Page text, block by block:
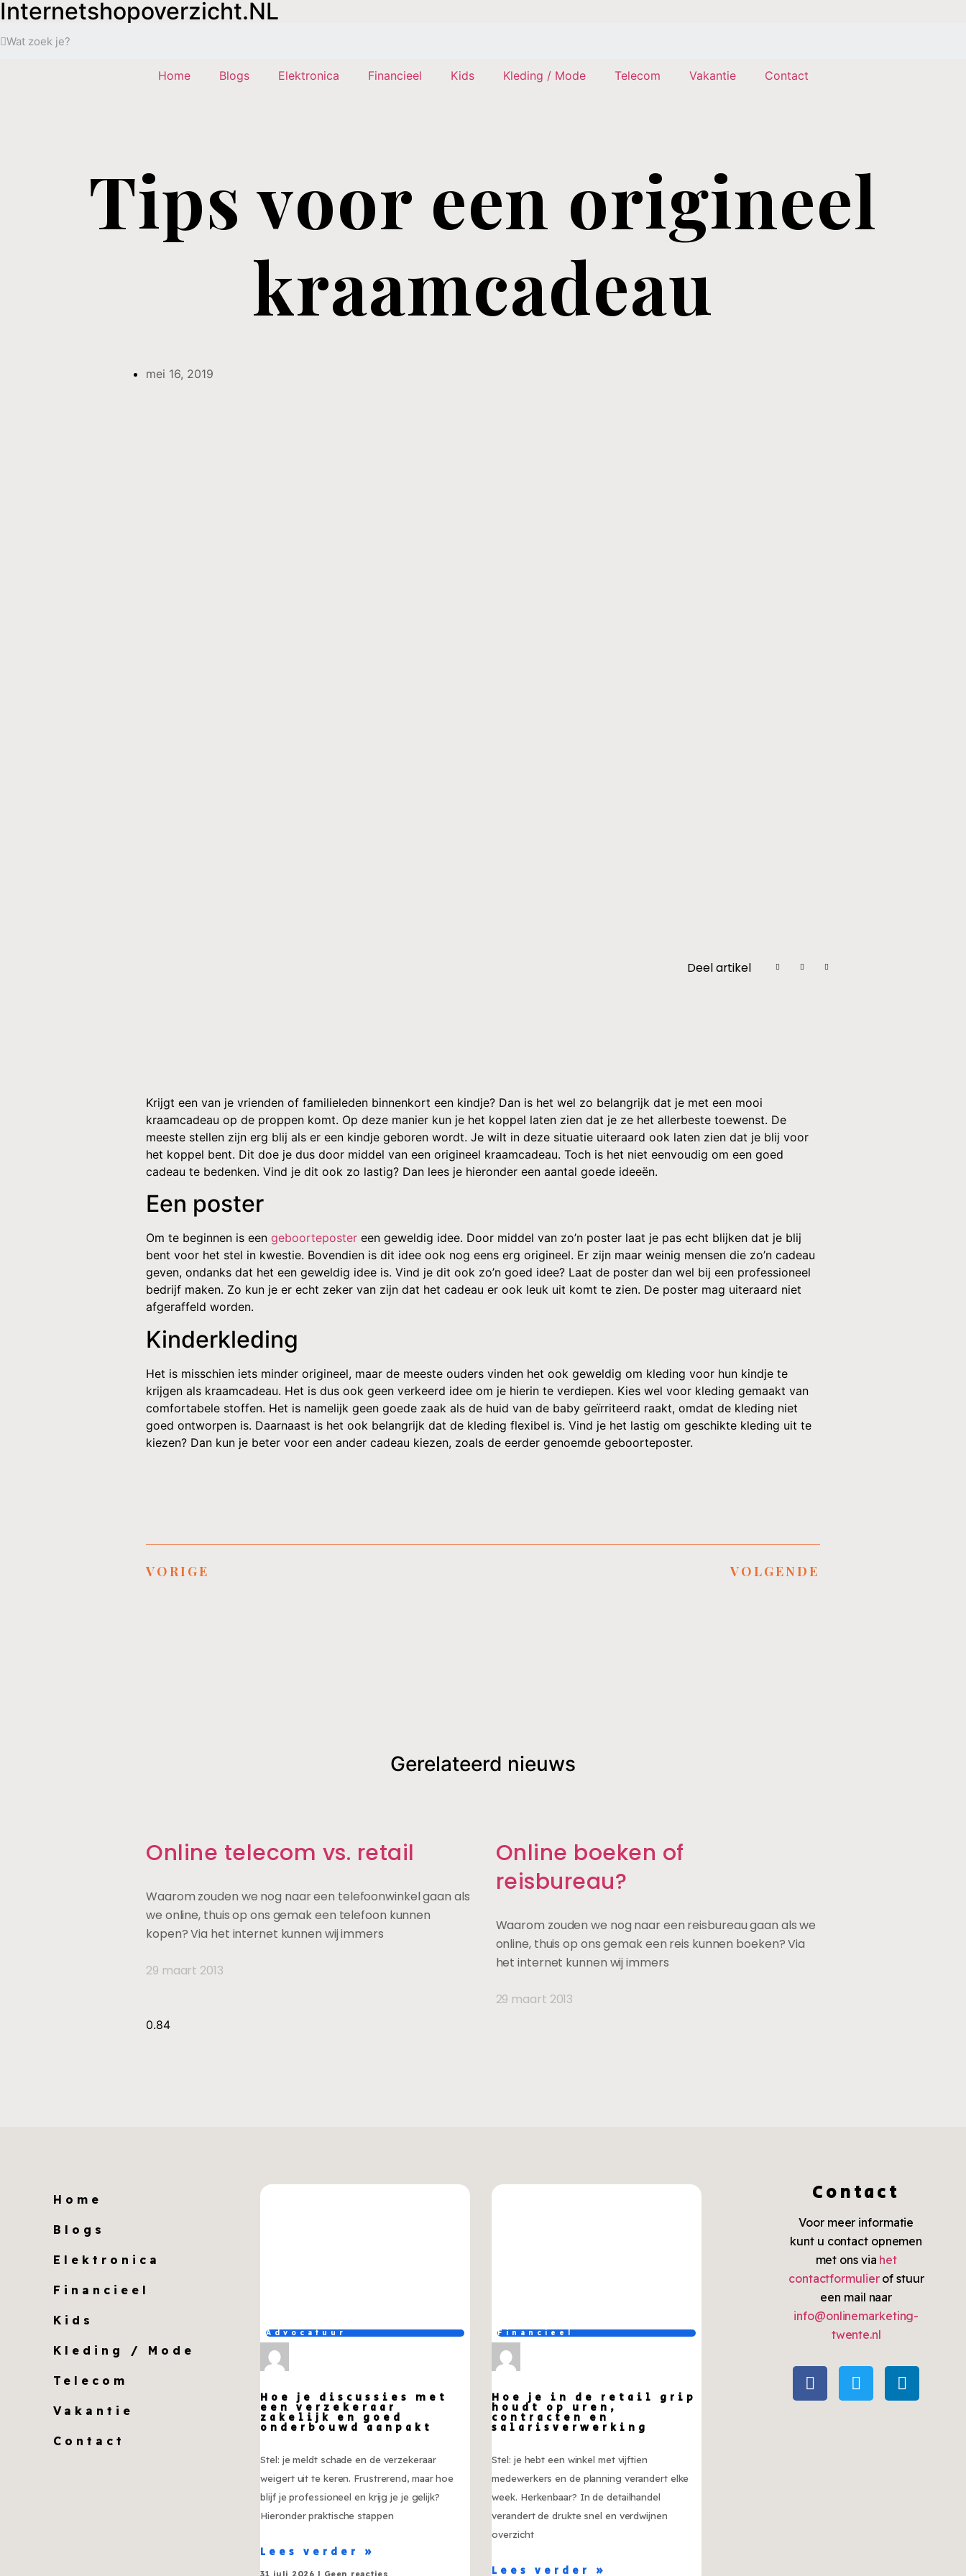
Internetshopoverzicht.NL
Home Blogs Elektronica Financieel Kids Kleding / Mode Telecom Vakantie Contact
Tips voor een origineel
kraamcadeau
mei 16, 2019
Deel artikel
Krijgt een van je vrienden of familieleden binnenkort een kindje? Dan is het wel zo belangrijk dat je met een mooi
kraamcadeau op de proppen komt. Op deze manier kun je het koppel laten zien dat je ze het allerbeste toewenst. De
meeste stellen zijn erg blij als er een kindje geboren wordt. Je wilt in deze situatie uiteraard ook laten zien dat je blij voor
het koppel bent. Dit doe je dus door middel van een origineel kraamcadeau. Toch is het niet eenvoudig om een goed
cadeau te bedenken. Vind je dit ook zo lastig? Dan lees je hieronder een aantal goede ideeën.
Een poster
Om te beginnen is een geboorteposter een geweldig idee. Door middel van zo’n poster laat je pas echt blijken dat je blij
bent voor het stel in kwestie. Bovendien is dit idee ook nog eens erg origineel. Er zijn maar weinig mensen die zo’n cadeau
geven, ondanks dat het een geweldig idee is. Vind je dit ook zo’n goed idee? Laat de poster dan wel bij een professioneel
bedrijf maken. Zo kun je er echt zeker van zijn dat het cadeau er ook leuk uit komt te zien. De poster mag uiteraard niet
afgeraffeld worden.
Kinderkleding
Het is misschien iets minder origineel, maar de meeste ouders vinden het ook geweldig om kleding voor hun kindje te
krijgen als kraamcadeau. Het is dus ook geen verkeerd idee om je hierin te verdiepen. Kies wel voor kleding gemaakt van
comfortabele stoffen. Het is namelijk geen goede zaak als de huid van de baby geïrriteerd raakt, omdat de kleding niet
goed ontworpen is. Daarnaast is het ook belangrijk dat de kleding flexibel is. Vind je het lastig om geschikte kleding uit te
kiezen? Dan kun je beter voor een ander cadeau kiezen, zoals de eerder genoemde geboorteposter.
VORIGE VOLGENDE
Gerelateerd nieuws
Online telecom vs. retail
Waarom zouden we nog naar een telefoonwinkel gaan als
we online, thuis op ons gemak een telefoon kunnen
kopen? Via het internet kunnen wij immers
29 maart 2013
Online boeken of
reisbureau?
Waarom zouden we nog naar een reisbureau gaan als we
online, thuis op ons gemak een reis kunnen boeken? Via
het internet kunnen wij immers
29 maart 2013
Home
Blogs
Elektronica
Financieel
Kids
Kleding / Mode
Telecom
Vakantie
Contact
Advocatuur
Hoe je discussies met
een verzekeraar
zakelijk en goed
onderbouwd aanpakt
Stel: je meldt schade en de verzekeraar
weigert uit te keren. Frustrerend, maar hoe
blijf je professioneel en krijg je je gelijk?
Hieronder praktische stappen
Lees verder »
31 juli 2026 Geen reacties
Financieel
Hoe je in de retail grip
houdt op uren,
contracten en
salarisverwerking
Stel: je hebt een winkel met vijftien
medewerkers en de planning verandert elke
week. Herkenbaar? In de detailhandel
verandert de drukte snel en verdwijnen
overzicht
Lees verder »
Contact
Voor meer informatie
kunt u contact opnemen
met ons via het
contactformulierof stuur
een mail naar
info@onlinemarketing-
twente.nl